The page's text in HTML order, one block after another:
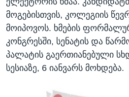
მოგებისთვის, კოლეგიის
მოიპოვოს. ხმების
კონგრესში, სენატის და
პალატის გაერთიანებული
სესიაზე, 6 იანვარს მოხდება.